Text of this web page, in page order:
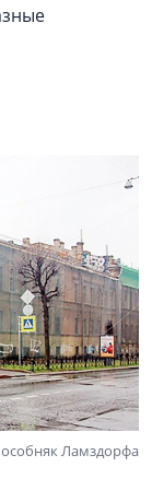
Ламздорфа